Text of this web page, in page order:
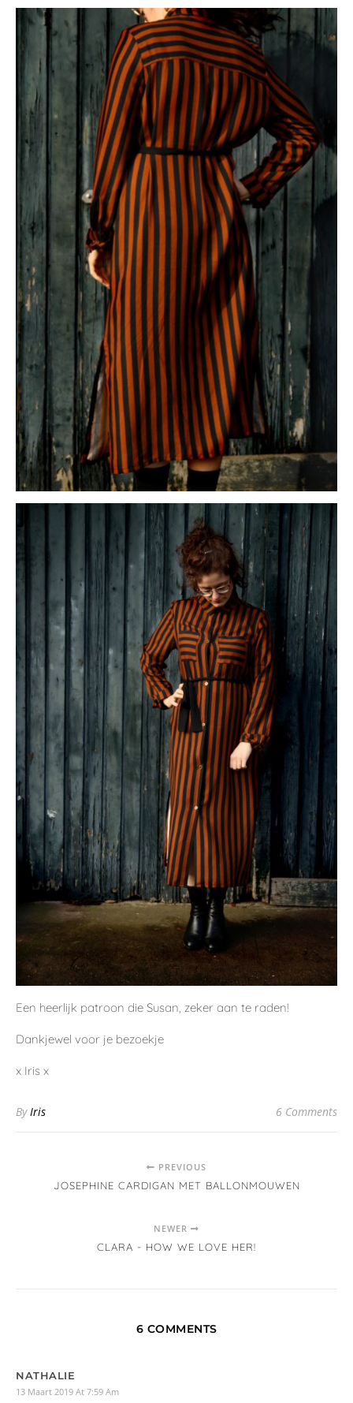
Een heerlijk patroon die Susan, zeker aan te raden!
Dankjewel voor je bezoekje
x Iris x
ByIris 6 Comments
PREVIOUS
JOSEPHINE CARDIGAN MET BALLONMOUWEN
NEWER
CLARA - HOW WE LOVE HER!
6 COMMENTS
NATHALIE
13 Maart 2019 At 7:59 Am